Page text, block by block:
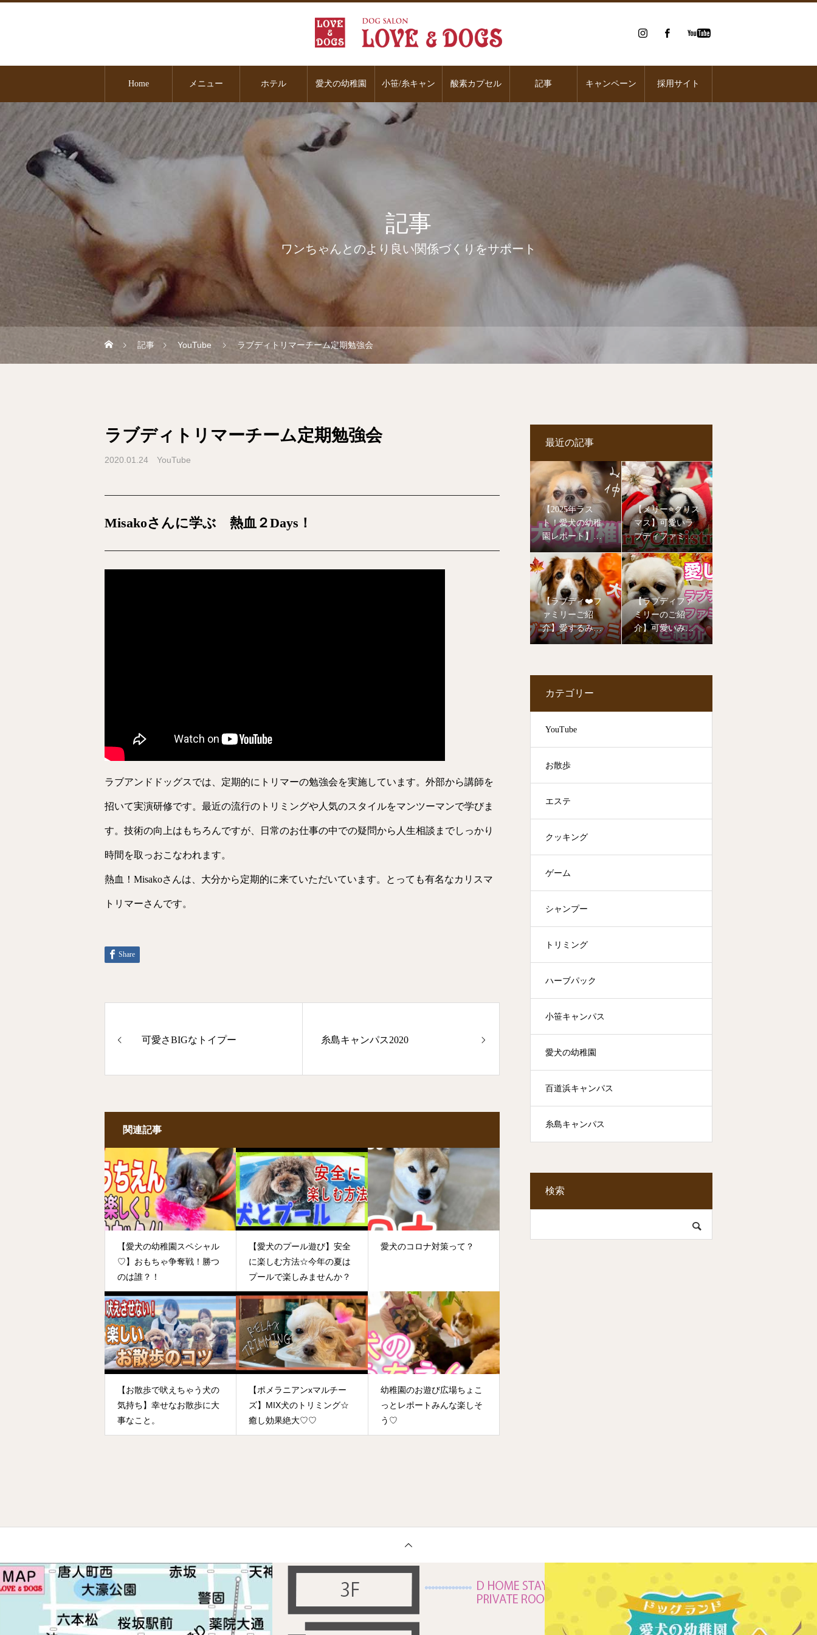
Home メニュー ホテル 愛犬の幼稚園 小笹/糸キャン 酸素カプセル 記事 キャンペーン 採用サイト
記事
ワンちゃんとのより良い関係づくりをサポート
記事 YouTube ラブディトリマーチーム定期勉強会
ラブディトリマーチーム定期勉強会
2020.01.24 YouTube
Misakoさんに学ぶ 熱血２Days！
ラブアンドドッグスでは、定期的にトリマーの勉強会を実施しています。外部から講師を
招いて実演研修です。最近の流行のトリミングや人気のスタイルをマンツーマンで学びま
す。技術の向上はもちろんですが、日常のお仕事の中での疑問から人生相談までしっかり
時間を取っおこなわれます。
熱血！Misakoさんは、大分から定期的に来ていただいています。とっても有名なカリスマ
トリマーさんです。
Share
可愛さBIGなトイプー 糸島キャンパス2020
関連記事
【愛犬の幼稚園スペシャル
♡】おもちゃ争奪戦！勝つ
のは誰？！
【愛犬のプール遊び】安全
に楽しむ方法☆今年の夏は
プールで楽しみませんか？
愛犬のコロナ対策って？
【お散歩で吠えちゃう犬の
気持ち】幸せなお散歩に大
事なこと。
【ポメラニアンxマルチー
ズ】MIX犬のトリミング☆
癒し効果絶大♡♡
幼稚園のお遊び広場ちょこ
っとレポートみんな楽しそ
う♡
最近の記事
【2025年ラス
ト！愛犬の幼稚
園レポート】今
年もたくさんの
子達が幼稚園デ
ビューしました
🥰
【メリー⭐️クリス
マス】可愛いラ
ブディファミリ
ーご紹介❤️
【ラブディ❤️フ
ァミリーご紹
介】愛するみん
なの笑顔をお届
【ラブディファ
ミリーのご紹
介】可愛いみん
なのお姿を見て
カテゴリー
YouTube
お散歩
エステ
クッキング
ゲーム
シャンプー
トリミング
ハーブパック
小笹キャンパス
愛犬の幼稚園
百道浜キャンパス
糸島キャンパス
検索